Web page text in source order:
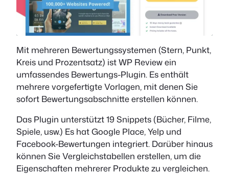
Mit mehreren Bewertungssystemen (Stern, Punkt,
Kreis und Prozentsatz) ist WP Review ein
umfassendes Bewertungs-Plugin. Es enthält
mehrere vorgefertigte Vorlagen, mit denen Sie
sofort Bewertungsabschnitte erstellen können.
Das Plugin unterstützt 19 Snippets (Bücher, Filme,
Spiele, usw.) Es hat Google Place, Yelp und
Facebook-Bewertungen integriert. Darüber hinaus
können Sie Vergleichstabellen erstellen, um die
Eigenschaften mehrerer Produkte zu vergleichen.